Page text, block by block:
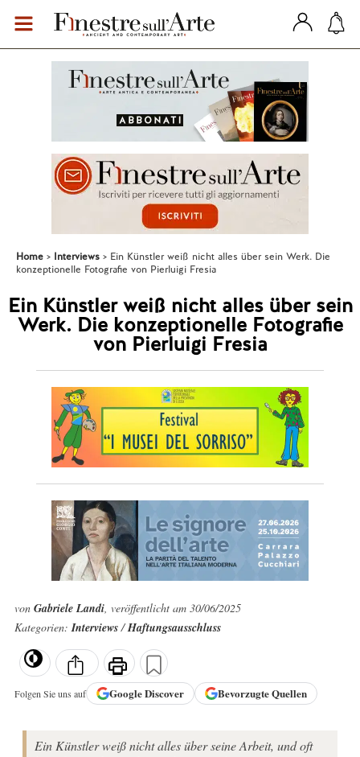
Home Interviews
Ein Künstler weiß nicht alles über sein Werk. Die
konzeptionelle Fotografie von Pierluigi Fresia
Ein Künstler weiß nicht alles über sein
Werk. Die konzeptionelle Fotografie
von Pierluigi Fresia
von Gabriele Landi, veröffentlicht am 30/06/2025
Kategorien:Interviews/Haftungsausschluss
Folgen Sie uns auf GoogleDiscover Bevorzugte Quellen
Ein Künstler weiß nicht alles über seine Arbeit, und oft